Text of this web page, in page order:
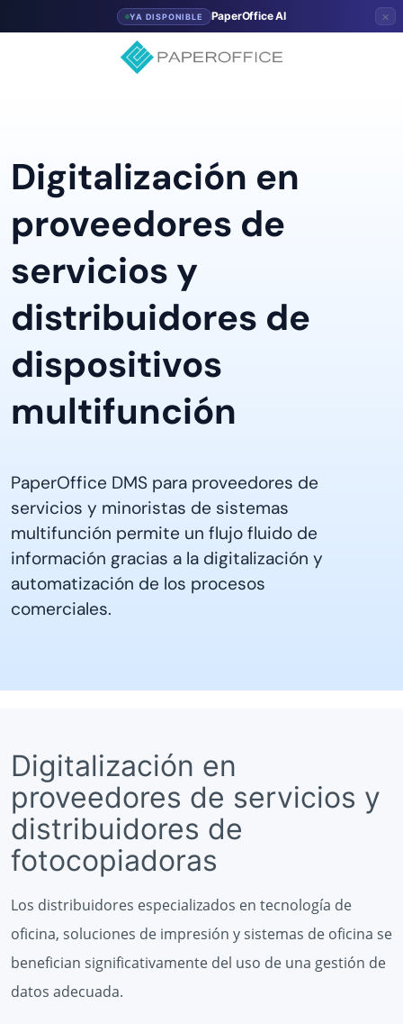
YA DISPONIBLE PaperOffice AI ×
Digitalización en
proveedores de
servicios y
distribuidores de
dispositivos
multifunción
PaperOffice DMS para proveedores de
servicios y minoristas de sistemas
multifunción permite un flujo fluido de
información gracias a la digitalización y
automatización de los procesos
comerciales.
Digitalización en
proveedores de servicios y
distribuidores de
fotocopiadoras
Los distribuidores especializados en tecnología de
oficina, soluciones de impresión y sistemas de oficina se
benefician significativamente del uso de una gestión de
datos adecuada.